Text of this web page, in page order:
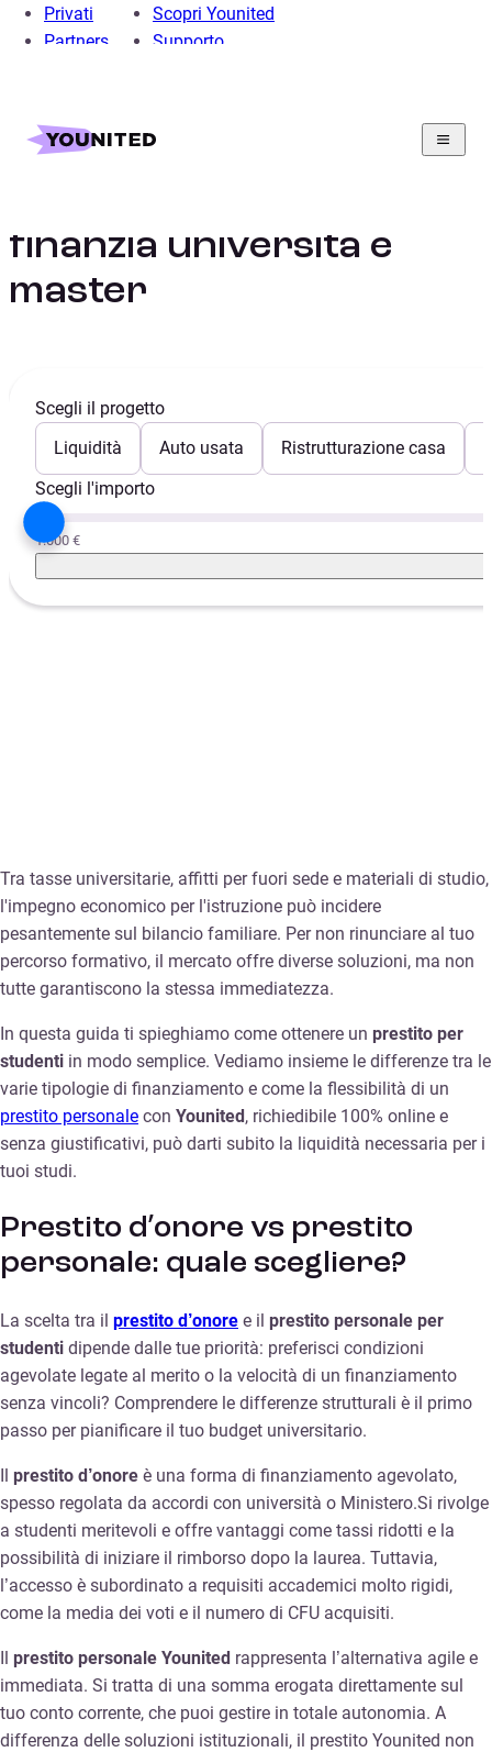
Privati
Partners
Scopri Younited
Supporto
Home
finanzia università e
master
Scegli il progetto
Liquidità
Auto usata Ristrutturazione casa
Scegli l'importo
1.000 €
Tra tasse universitarie, affitti per fuori sede e materiali di studio,
l'impegno economico per l'istruzione può incidere
pesantemente sul bilancio familiare. Per non rinunciare al tuo
percorso formativo, il mercato offre diverse soluzioni, ma non
tutte garantiscono la stessa immediatezza.
In questa guida ti spieghiamo come ottenere un prestito per
studenti in modo semplice. Vediamo insieme le differenze tra le
varie tipologie di finanziamento e come la flessibilità di un
prestito personale con Younited , richiedibile 100% online e
senza giustificativi, può darti subito la liquidità necessaria per i
tuoi studi.
Prestito d’onore vs prestito
personale: quale scegliere?
La scelta tra il prestito d’onore e il prestito personale per
studenti dipende dalle tue priorità: preferisci condizioni
agevolate legate al merito o la velocità di un finanziamento
senza vincoli? Comprendere le differenze strutturali è il primo
passo per pianificare il tuo budget universitario.
Il prestito d’onore è una forma di finanziamento agevolato,
spesso regolata da accordi con università o Ministero.Si rivolge
a studenti meritevoli e offre vantaggi come tassi ridotti e la
possibilità di iniziare il rimborso dopo la laurea. Tuttavia,
l’accesso è subordinato a requisiti accademici molto rigidi,
come la media dei voti e il numero di CFU acquisiti.
Il prestito personale Younited rappresenta l’alternativa agile e
immediata. Si tratta di una somma erogata direttamente sul
tuo conto corrente, che puoi gestire in totale autonomia. A
differenza delle soluzioni istituzionali, il prestito Younited non